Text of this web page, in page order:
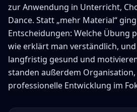
zur Anwendung in Unterricht,
Dance. Statt „mehr Material“
Entscheidungen: Welche Übung
wie erklärt man verständlich,
langfristig gesund und
standen außerdem
professionelle Entwicklung im